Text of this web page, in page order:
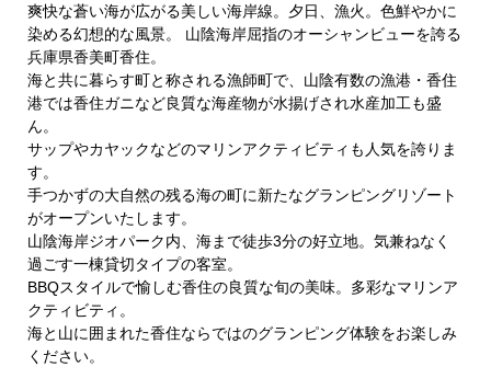
爽快な蒼い海が広がる美しい海岸線。夕日、漁火。色鮮やかに
染める幻想的な風景。 山陰海岸屈指のオーシャンビューを誇る
兵庫県香美町香住。
海と共に暮らす町と称される漁師町で、山陰有数の漁港・香住
港では香住ガニなど良質な海産物が水揚げされ水産加工も盛
ん。
サップやカヤックなどのマリンアクティビティも人気を誇りま
す。
手つかずの大自然の残る海の町に新たなグランピングリゾート
がオープンいたします。
山陰海岸ジオパーク内、海まで徒歩3分の好立地。気兼ねなく
過ごす一棟貸切タイプの客室。
BBQスタイルで愉しむ香住の良質な旬の美味。多彩なマリンア
クティビティ。
海と山に囲まれた香住ならではのグランピング体験をお楽しみ
ください。